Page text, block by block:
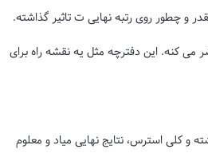
و چطور روی رتبه نهایی ت تاثیر گذاشته.
می کنه. این دفترچه مثل یه نقشه راه برای
و کلی استرس، نتایج نهایی میاد و معلوم